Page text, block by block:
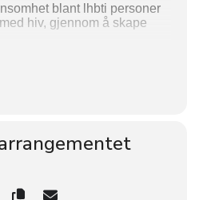
blant lhbti personer
hiv, gjennom å skape
20. mai. Les mer om
interessert i å delta melder